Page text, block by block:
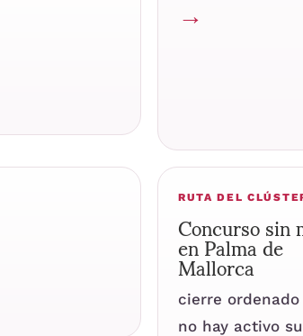
→
RUTA DEL
Concurso sin
en Palma de
Mallorca
cierre
no hay activo